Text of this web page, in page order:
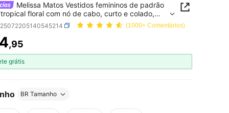
Melissa Matos Vestidos femininos de padrão
floral com nó de cabo, curto e colado,
férias, vestido tropical, vestido de praia,
de verão para mulheres
(1000+ Comentários)
AND AVAILABILITY
,95
grátis
BR Tamanho